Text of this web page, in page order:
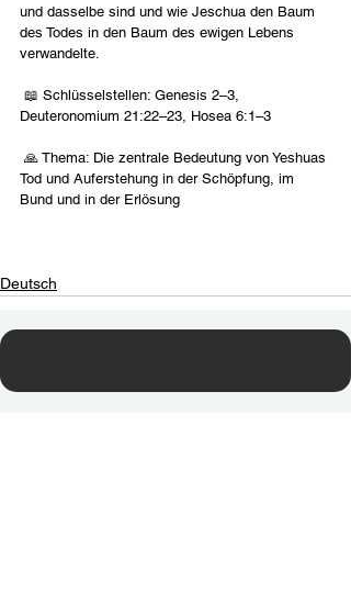
und dasselbe sind und wie Jeschua den Baum
des Todes in den Baum des ewigen Lebens
verwandelte.
Deuteronomium 21:22–23, Hosea 6:1–3
Tod und Auferstehung in der Schöpfung, im
Bund und in der Erlösung
Deutsch